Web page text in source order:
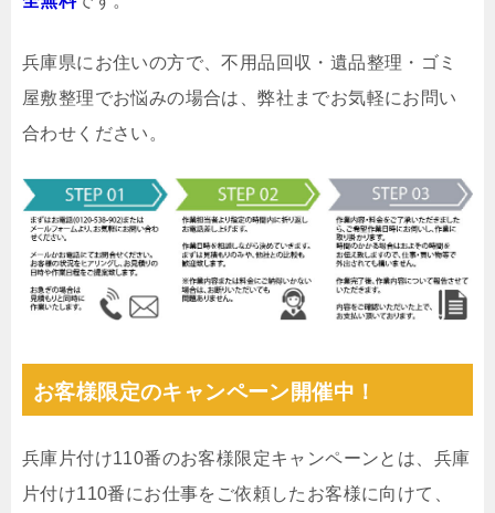
兵庫県にお住いの方で、不用品回収・遺品整理・ゴミ
屋敷整理でお悩みの場合は、弊社までお気軽にお問い
合わせください。
お客様限定のキャンペーン開催中！
兵庫片付け110番のお客様限定キャンペーンとは、兵庫
片付け110番にお仕事をご依頼したお客様に向けて、